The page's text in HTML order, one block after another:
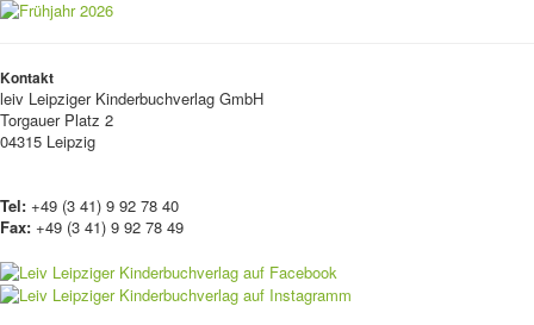
Kontakt
leiv Leipziger Kinderbuchverlag GmbH
Torgauer Platz 2
04315 Leipzig
Tel: +49 (3 41) 9 92 78 40
Fax: +49 (3 41) 9 92 78 49